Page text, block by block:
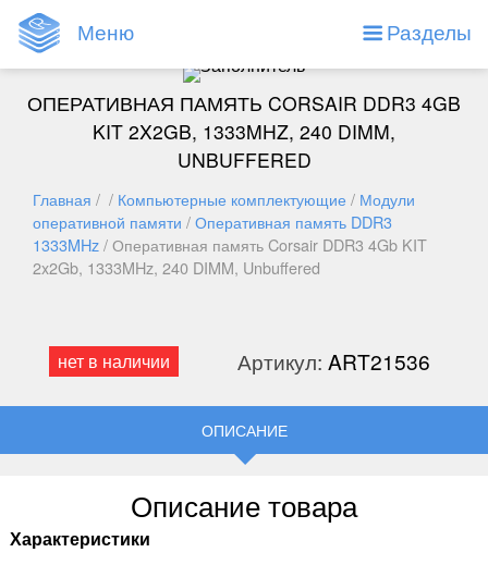
Меню Разделы
ОПЕРАТИВНАЯ ПАМЯТЬ CORSAIR DDR3 4GB
KIT 2X2GB, 1333MHZ, 240 DIMM,
UNBUFFERED
Главная / / Компьютерные комплектующие / Модули
оперативной памяти /Оперативная память DDR3
1333MHz/ Оперативная память Corsair DDR3 4Gb KIT
2x2Gb, 1333MHz, 240 DIMM, Unbuffered
нет в наличии Артикул: ART21536
ОПИСАНИЕ
Описание товара
Характеристики